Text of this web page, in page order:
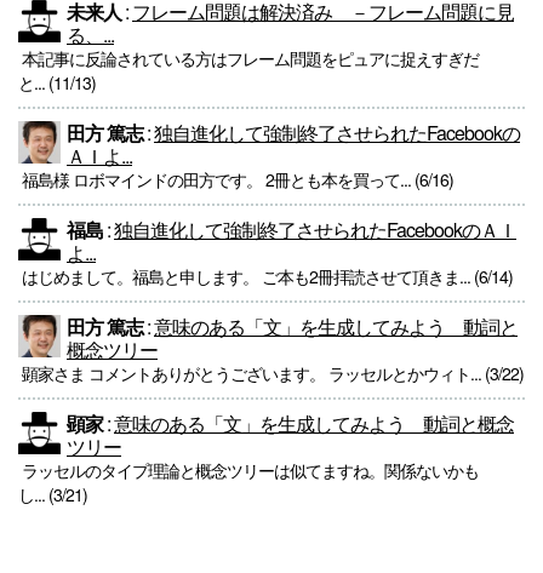
未来人:フレーム問題は解決済み －フレーム問題に見
る、...
本記事に反論されている方はフレーム問題をピュアに捉えすぎだ
と... (11/13)
田方 篤志:独自進化して強制終了させられたFacebookの
ＡＩよ...
福島様 ロボマインドの田方です。 2冊とも本を買って... (6/16)
福島:独自進化して強制終了させられたFacebookのＡＩ
よ...
はじめまして。福島と申します。 ご本も2冊拝読させて頂きま... (6/14)
田方 篤志:意味のある「文」を生成してみよう 動詞と
概念ツリー
顕家さま コメントありがとうございます。 ラッセルとかウィト... (3/22)
顕家:意味のある「文」を生成してみよう 動詞と概念
ツリー
ラッセルのタイプ理論と概念ツリーは似てますね。関係ないかも
し... (3/21)